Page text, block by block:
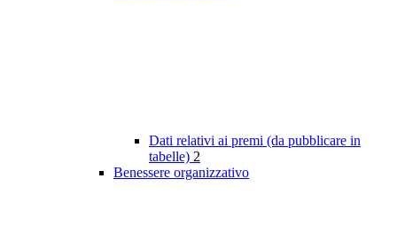
Dati relativi ai premi (da pubblicare in
tabelle) 2
Benessere organizzativo